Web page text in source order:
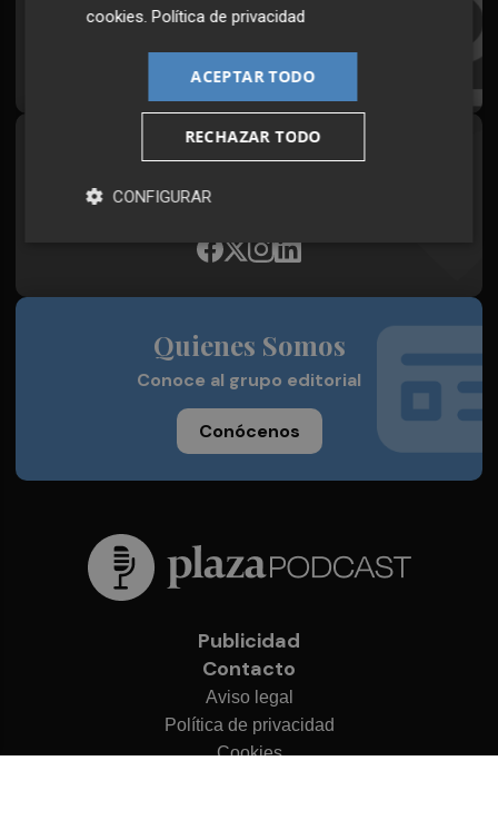
Todos los días a primera hora en tu email
Síguenos en redes
Plaza Podcast, desde cualquier medio
Quienes Somos
Conoce al grupo editorial
Conócenos
Publicidad
Contacto
Aviso legal
Política de privacidad
Cookies
cookies.Política de privacidad
ACEPTAR TODO
RECHAZAR TODO
CONFIGURAR